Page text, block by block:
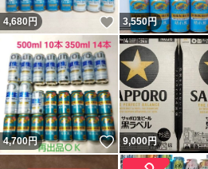
4,680円 いいね！
3,550円
4,700円 いいね！
9,000円